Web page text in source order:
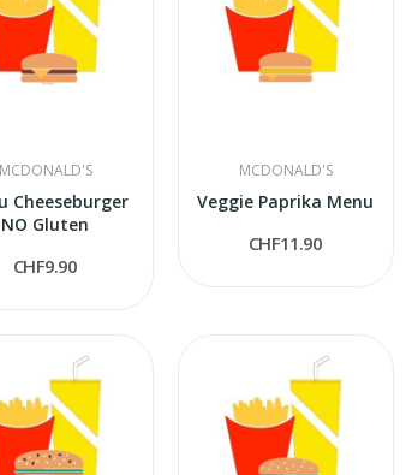
MCDONALD'S
Cheeseburger
NO Gluten
CHF9.90
MCDONALD'S
Veggie Paprika Menu
CHF11.90